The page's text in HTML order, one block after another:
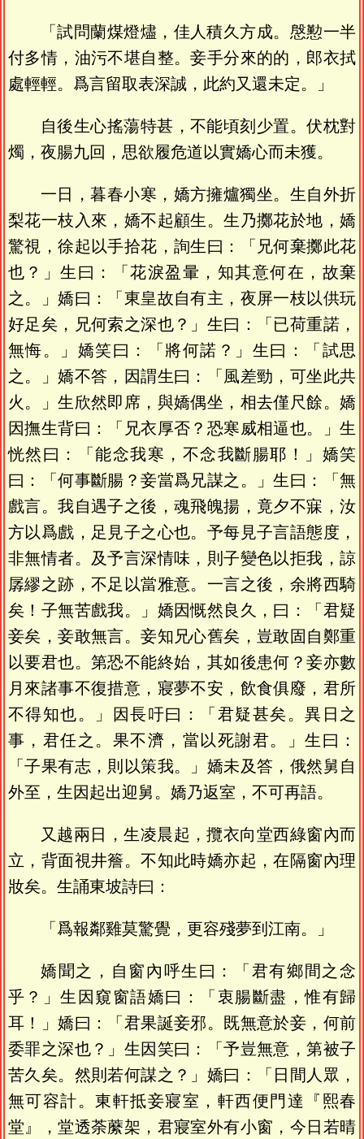
「試問蘭煤燈燼，佳人積久方成。慇懃一半
付多情，油污不堪自整。妾手分來的的，郎衣拭
處輕輕。爲言留取表深誠，此約又還未定。」
自後生心搖蕩特甚，不能頃刻少置。伏枕對
燭，夜腸九回，思欲履危道以實嬌心而未獲。
一日，暮春小寒，嬌方擁爐獨坐。生自外折
梨花一枝入來，嬌不起顧生。生乃擲花於地，嬌
驚視，徐起以手拾花，詢生曰：「兄何棄擲此花
也？」生曰：「花淚盈暈，知其意何在，故棄
之。」嬌曰：「東皇故自有主，夜屏一枝以供玩
好足矣，兄何索之深也？」生曰：「已荷重諾，
無悔。」嬌笑曰：「將何諾？」生曰：「試思
之。」嬌不答，因謂生曰：「風差勁，可坐此共
火。」生欣然即席，與嬌偶坐，相去僅尺餘。嬌
因撫生背曰：「兄衣厚否？恐寒威相逼也。」生
恍然曰：「能念我寒，不念我斷腸耶！」嬌笑
曰：「何事斷腸？妾當爲兄謀之。」生曰：「無
戲言。我自遇子之後，魂飛魄揚，竟夕不寐，汝
方以爲戲，足見子之心也。予每見子言語態度，
非無情者。及予言深情味，則子變色以拒我，諒
孱繆之跡，不足以當雅意。一言之後，余將西騎
矣！子無苦戲我。」嬌因慨然良久，曰：「君疑
妾矣，妾敢無言。妾知兄心舊矣，豈敢固自鄭重
以要君也。第恐不能終始，其如後患何？妾亦數
月來諸事不復措意，寢夢不安，飲食俱廢，君所
不得知也。」因長吁曰：「君疑甚矣。異日之
事，君任之。果不濟，當以死謝君。」生曰：
「子果有志，則以策我。」嬌未及答，俄然舅自
外至，生因起出迎舅。嬌乃返室，不可再語。
又越兩日，生凌晨起，攬衣向堂西綠窗內而
立，背面視井簷。不知此時嬌亦起，在隔窗內理
妝矣。生誦東坡詩曰：
「爲報鄰雞莫驚覺，更容殘夢到江南。」
嬌聞之，自窗內呼生曰：「君有鄉間之念
乎？」生因窺窗語嬌曰：「衷腸斷盡，惟有歸
耳！」嬌曰：「君果誕妾邪。既無意於妾，何前
委罪之深也？」生因笑曰：「予豈無意，第被子
苦久矣。然則若何謀之？」嬌曰：「日間人眾，
無可容計。東軒抵妾寢室，軒西便門達『熙春
堂』，堂透荼䕷架，君寢室外有小窗，今日若晴